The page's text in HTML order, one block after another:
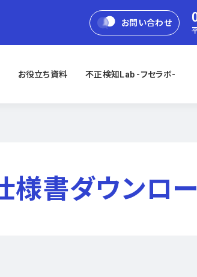
お問い合わせ
お役立ち資料 不正検知Lab -フセラボ-
様書ダウンロ